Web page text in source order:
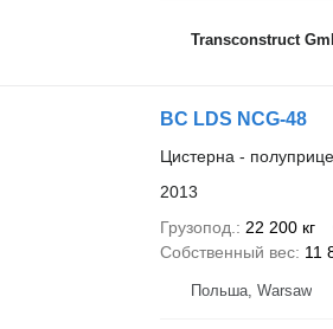
Transconstruct
BC LDS NCG-48
Цистерна -
2013
Грузопод.
22 200 кг
Собственный вес 11
Польша, Warsaw